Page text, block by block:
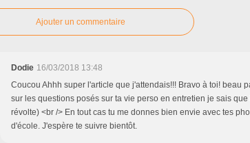
Ajouter un commentaire
Dodie 16/03/2018 13:48
Coucou Ahhh super l'article que j'attendais!!! Bravo à toi! beau
sur les questions posés sur ta vie perso en entretien je sais
révolte) <br /> En tout cas tu me donnes bien envie avec tes
d'école. J'espère te suivre bientôt.